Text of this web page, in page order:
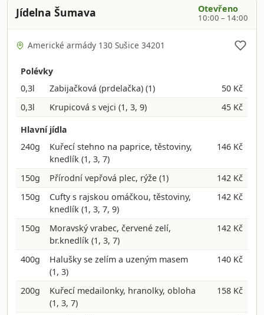
Jídelna Šumava Otevřeno
10:00 – 14:00
Americké armády 130 Sušice 34201
Polévky
0,3l
Zabijačková (prdelačka)(1)
50 Kč
0,3l
Krupicová s vejci(1, 3, 9)
45 Kč
Hlavní jídla
240g
Kuřecí stehno na paprice, těstoviny,
knedlík(1, 3, 7)
146 Kč
150g Přírodní vepřová plec, rýže(1)
142 Kč
150g
Cufty s rajskou omáčkou, těstoviny,
knedlík(1, 3, 7, 9)
142 Kč
150g
Moravský vrabec, červené zelí,
br.knedlík(1, 3, 7)
142 Kč
400g
Halušky se zelím a uzeným masem
(1, 3)
140 Kč
200g
Kuřecí medailonky, hranolky, obloha
(1, 3, 7)
158 Kč